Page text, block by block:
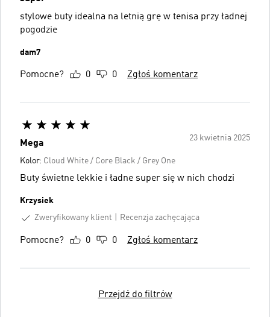
stylowe buty idealna na letnią grę w tenisa przy ładnej
pogodzie
dam7
Pomocne? 0 0 Zgłoś komentarz
23 kwietnia 2025
Mega
Kolor: Cloud White / Core Black / Grey One
Buty świetne lekkie i ładne super się w nich chodzi
Krzysiek
Zweryfikowany klient
Recenzja zachęcająca
Pomocne? 0 0 Zgłoś komentarz
Przejdź do filtrów